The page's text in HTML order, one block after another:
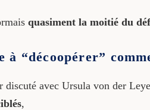
quasiment la moitié du
à “décoopérer”
avec Ursula von der
,